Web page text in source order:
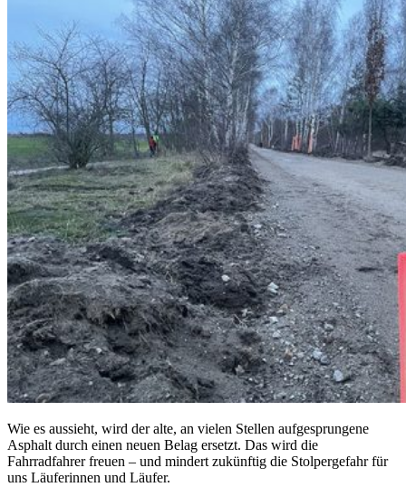
Wie es aussieht, wird der alte, an vielen Stellen aufgesprungene
Asphalt durch einen neuen Belag ersetzt. Das wird die
Fahrradfahrer freuen – und mindert zukünftig die Stolpergefahr für
uns Läuferinnen und Läufer.